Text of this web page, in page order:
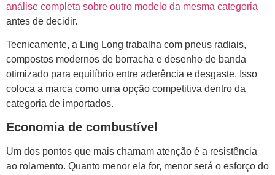
análise completa sobre outro modelo da mesma categoria
antes de decidir.
Tecnicamente, a Ling Long trabalha com pneus radiais,
compostos modernos de borracha e desenho de banda
otimizado para equilíbrio entre aderência e desgaste. Isso
coloca a marca como uma opção competitiva dentro da
categoria de importados.
Economia de combustível
Um dos pontos que mais chamam atenção é a resistência
ao rolamento. Quanto menor ela for, menor será o esforço do